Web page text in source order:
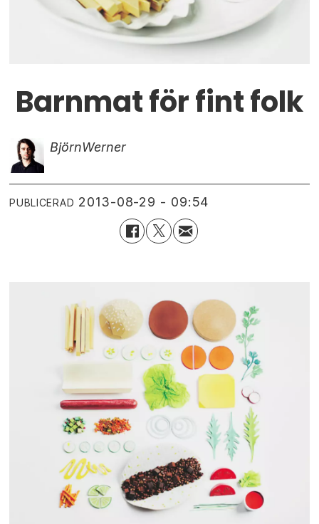
Barnmat för fint folk
BjörnWerner
PUBLICERAD 2013-08-29 - 09:54